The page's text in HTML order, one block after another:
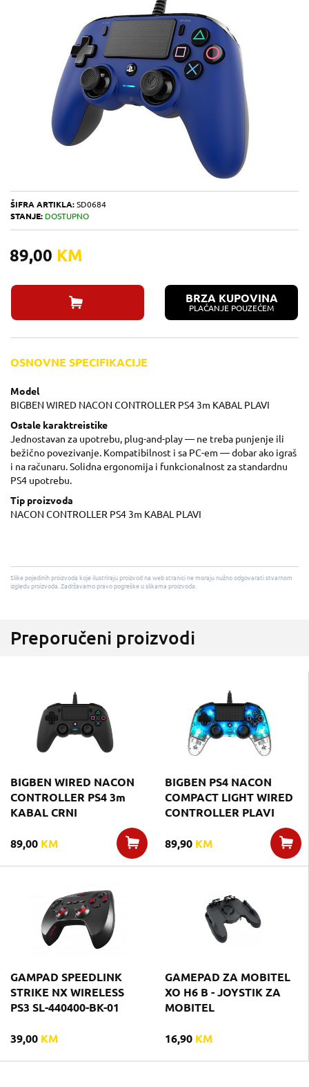
ŠIFRA ARTIKLA: SD0684
STANJE: DOSTUPNO
89,00 KM
BRZA KUPOVINA
PLAĆANJE POUZEĆEM
OSNOVNE SPECIFIKACIJE
Model
BIGBEN WIRED NACON CONTROLLER PS4 3m KABAL PLAVI
Ostale karaktreistike
Jednostavan za upotrebu, plug-and-play — ne treba punjenje ili
bežično povezivanje. Kompatibilnost i sa PC-em — dobar ako igraš
i na računaru. Solidna ergonomija i funkcionalnost za standardnu
PS4 upotrebu.
Tip proizvoda
NACON CONTROLLER PS4 3m KABAL PLAVI
Slike pojedinih proizvoda koje ilustriraju proizvod na web stranici ne moraju nužno odgovarati stvarnom
izgledu proizvoda. Zadržavamo pravo pogreške u slikama proizvoda.
Preporučeni proizvodi
BIGBEN WIRED NACON
CONTROLLER PS4 3m
KABAL CRNI
89,00 KM
BIGBEN PS4 NACON
COMPACT LIGHT WIRED
CONTROLLER PLAVI
89,90 KM
GAMPAD SPEEDLINK
STRIKE NX WIRELESS
PS3 SL-440400-BK-01
39,00 KM
GAMEPAD ZA MOBITEL
XO H6 B - JOYSTIK ZA
MOBITEL
16,90 KM